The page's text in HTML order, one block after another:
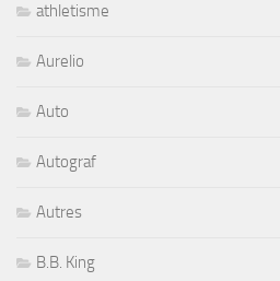
athletisme
Aurelio
Auto
Autograf
Autres
B.B. King